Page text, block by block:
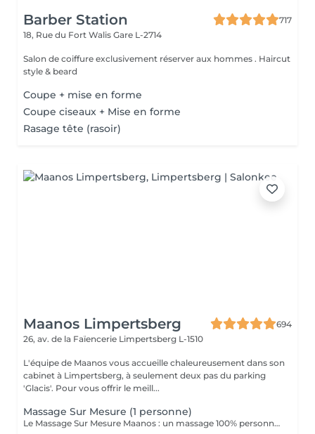
Barber Station
717
18, Rue du Fort Walis Gare L-2714
Salon de coiffure exclusivement réserver aux hommes . Haircut
style & beard
Coupe + mise en forme
Coupe ciseaux + Mise en forme
Rasage tête (rasoir)
Maanos Limpertsberg
694
26, av. de la Faïencerie Limpertsberg L-1510
L'équipe de Maanos vous accueille chaleureusement dans son
cabinet à Limpertsberg, à seulement deux pas du parking
'Glacis'. Pour vous offrir le meill...
Massage Sur Mesure (1 personne)
Le Massage Sur Mesure Maanos : un massage 100% personnalisé en fonction de vos besoins et de vos envies !